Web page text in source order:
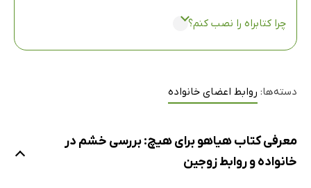
چرا کتابراه را نصب کنم؟
دسته‌ها: روابط اعضای خانواده
معرفی کتاب هیاهو برای هیچ: بررسی خشم در
خانواده و روابط زوجین